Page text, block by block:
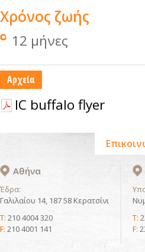
Χρόνος ζωής
12 μήνες
Αρχεία
IC buffalo flyer
Αθήνα
Έδρα:
Γαλιλαίου 14, 187 58 Κερατσίνι
T: 210 4004 320
F: 210 4001 141
T:
F: